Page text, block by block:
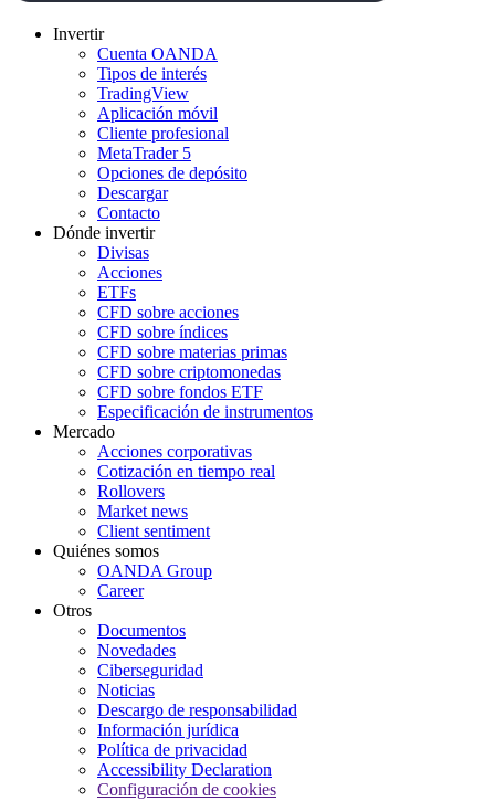
Invertir
Cuenta OANDA
Tipos de interés
TradingView
Aplicación móvil
Cliente profesional
MetaTrader 5
Opciones de depósito
Descargar
Contacto
Dónde invertir
Divisas
Acciones
ETFs
CFD sobre acciones
CFD sobre índices
CFD sobre materias primas
CFD sobre criptomonedas
CFD sobre fondos ETF
Especificación de instrumentos
Mercado
Acciones corporativas
Cotización en tiempo real
Rollovers
Market news
Client sentiment
Quiénes somos
OANDA Group
Career
Otros
Documentos
Novedades
Ciberseguridad
Noticias
Descargo de responsabilidad
Información jurídica
Política de privacidad
Accessibility Declaration
Configuración de cookies